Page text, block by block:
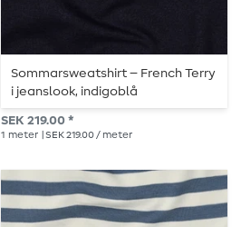
Sommarsweatshirt – French Terry
i jeanslook, indigoblå
SEK 219.00 *
1 meter | SEK 219.00 / meter